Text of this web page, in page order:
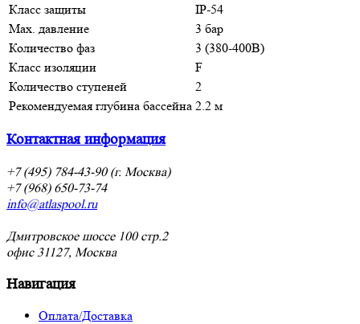
Класс защиты
IP-54
Max. давление
3 бар
Количество фаз
3 (380-400В)
Класс изоляции
F
Количество ступеней
2
Рекомендуемая глубина бассейна 2.2 м
Контактная информация
+7 (495) 784-43-90 (г. Москва)
+7 (968) 650-73-74
info@atlaspool.ru
Дмитровское шоссе 100 стр.2
офис 31127, Москва
Навигация
Оплата/Доставка